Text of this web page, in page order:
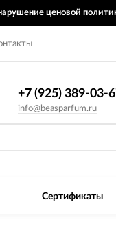
ценовой
+7 (925) 389-03-
info@beasparfum.ru
Сертификаты